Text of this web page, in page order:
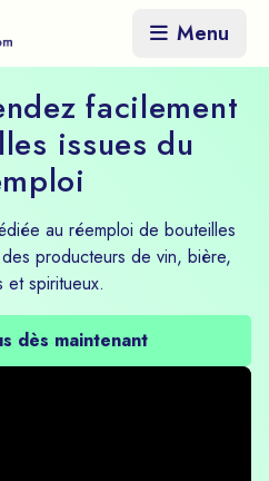
Menu
facilement
issues du
au réemploi de bouteilles
producteurs de vin, bière,
et spiritueux.
dès maintenant